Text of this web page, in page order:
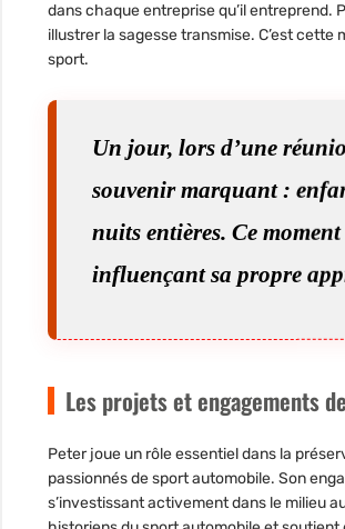
dans chaque entreprise qu’il entreprend.
illustrer la sagesse transmise. C’est
sport.
Un jour, lors d’une
souvenir marquant :
nuits entières. Ce
influençant sa propre
Les projets et engagements
Peter joue un rôle essentiel dans la
passionnés de sport automobile. Son
s’investissant activement dans le milieu